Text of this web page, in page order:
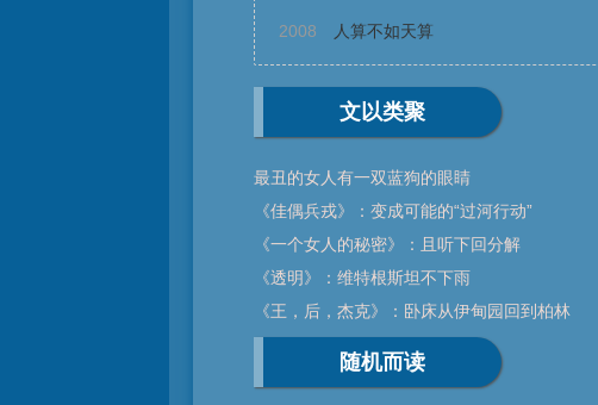
2008 人算不如天算
文以类聚
最丑的女人有一双蓝狗的眼睛
《佳偶兵戎》：变成可能的“过河行动”
《一个女人的秘密》：且听下回分解
《透明》：维特根斯坦不下雨
《王，后，杰克》：卧床从伊甸园回到柏林
随机而读